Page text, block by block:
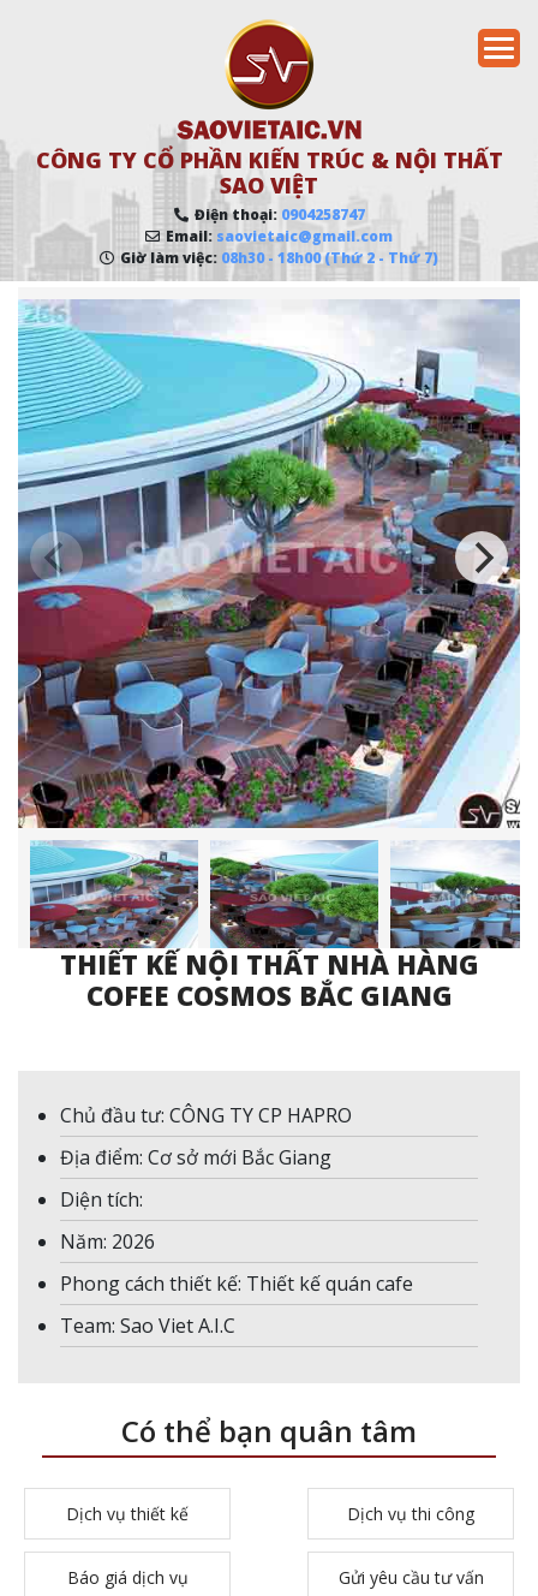
CÔNG TY CỔ PHẦN KIẾN TRÚC & NỘI THẤT
SAO VIỆT
Điện thoại: 0904258747
Email: saovietaic@gmail.com
Giờ làm việc: 08h30 - 18h00 (Thứ 2 - Thứ 7)
THIẾT KẾ NỘI THẤT NHÀ HÀNG
COFEE COSMOS BẮC GIANG
Chủ đầu tư: CÔNG TY CP HAPRO
Địa điểm: Cơ sở mới Bắc Giang
Diện tích:
Năm: 2026
Phong cách thiết kế: Thiết kế quán cafe
Team: Sao Viet A.I.C
Có thể bạn quân tâm
Dịch vụ thiết kế Dịch vụ thi công
Báo giá dịch vụ Gửi yêu cầu tư vấn